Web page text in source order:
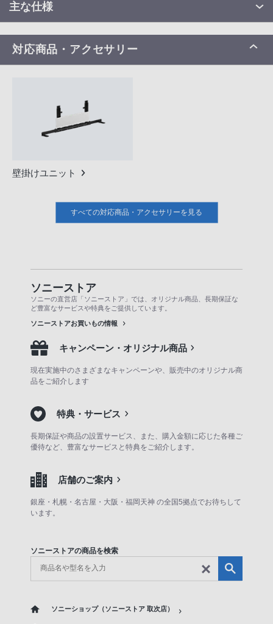
主な仕様
対応商品・アクセサリー
壁掛けユニット
すべての対応商品・アクセサリーを見る
ソニーストア
ソニーの直営店「ソニーストア」では、オリジナル商品、長期保証な
ど豊富なサービスや特典をご提供しています。
ソニーストアお買いもの情報
キャンペーン・オリジナル商品
現在実施中のさまざまなキャンペーンや、販売中のオリジナル商
品をご紹介します
特典・サービス
長期保証や商品の設置サービス、また、購入金額に応じた各種ご
優待など、豊富なサービスと特典をご紹介します。
店舗のご案内
銀座・札幌・名古屋・大阪・福岡天神 の全国5拠点でお待ちして
います。
ソニーストアの商品を検索
ソニーショップ（ソニーストア 取次店）